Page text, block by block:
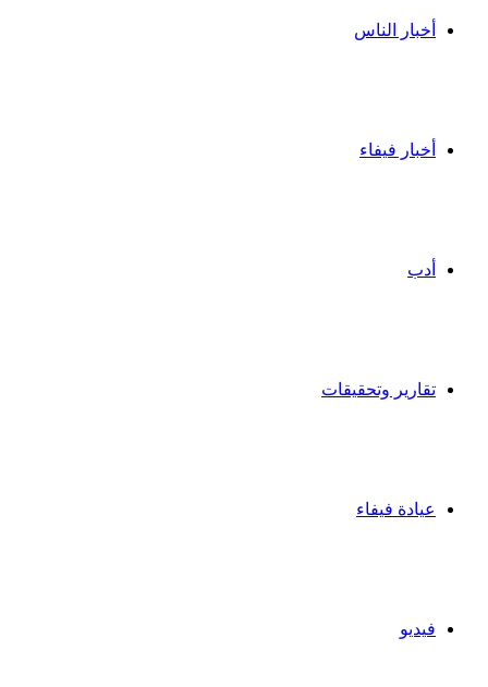
أخبار الناس
أخبار فيفاء
أدب
تقارير وتحقيقات
عيادة فيفاء
فيديو